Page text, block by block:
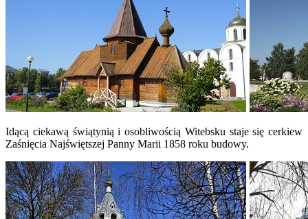
Idącą ciekawą świątynią i osobliwością Witebsku staje się cerkiew
Zaśnięcia Najświętszej Panny Marii 1858 roku budowy.